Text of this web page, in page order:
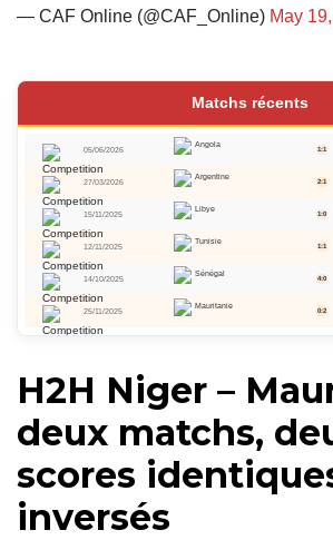
— CAF Online (@CAF_Online) May
Matchs récents
05/06/2026
Angola 1:1
27/03/2026
Argentine 2:1
15/11/2025
Libye 1:0
12/11/2025
Tunisie 1:1
14/10/2025
Sénégal 4:0
25/11/2025
Mauritanie 0:2
H2H Niger –
deux matchs,
scores
inversés